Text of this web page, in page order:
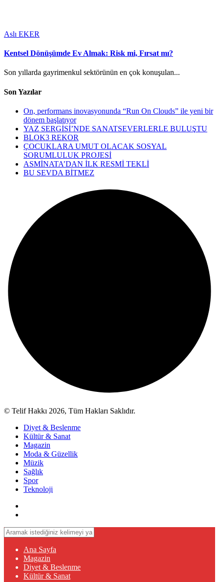
Aslı EKER
Kentsel Dönüşümde Ev Almak: Risk mi, Fırsat mı?
Son yıllarda gayrimenkul sektörünün en çok konuşulan...
Son Yazılar
On, performans inovasyonunda “Run On Clouds” ile yeni bir
dönem başlatıyor
YAZ SERGİSİ’NDE SANATSEVERLERLE BULUŞTU
BLOK3 REKOR
ÇOCUKLARA UMUT OLACAK SOSYAL
SORUMLULUK PROJESİ
ASMİNATA’DAN İLK RESMİ TEKLİ
BU SEVDA BİTMEZ
© Telif Hakkı 2026, Tüm Hakları Saklıdır.
Diyet & Beslenme
Kültür & Sanat
Magazin
Moda & Güzellik
Müzik
Sağlık
Spor
Teknoloji
Ana Sayfa
Magazin
Diyet & Beslenme
Kültür & Sanat